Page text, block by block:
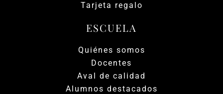
Tarjeta regalo
ESCUELA
Quiénes somos
Docentes
Aval de calidad
Alumnos destacados